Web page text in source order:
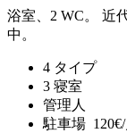
浴室、2 WC。
中。
4 タイプ
3 寝室
管理人
駐車場 120€/